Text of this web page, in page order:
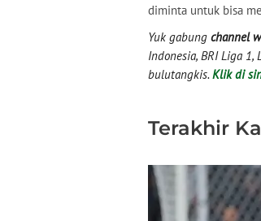
diminta untuk bisa
Yuk gabung channel
Indonesia, BRI Liga 1,
bulutangkis. Klik di
Terakhir